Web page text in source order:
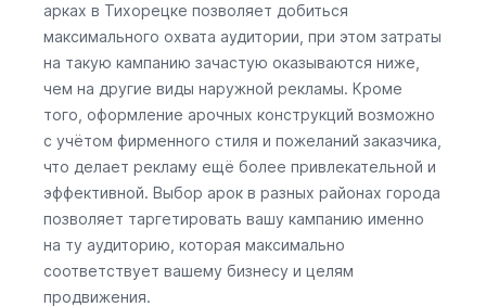
арках в Тихорецке позволяет добиться
максимального охвата аудитории, при этом затраты
на такую кампанию зачастую оказываются ниже,
чем на другие виды наружной рекламы. Кроме
того, оформление арочных конструкций возможно
с учётом фирменного стиля и пожеланий заказчика,
что делает рекламу ещё более привлекательной и
эффективной. Выбор арок в разных районах города
позволяет таргетировать вашу кампанию именно
на ту аудиторию, которая максимально
соответствует вашему бизнесу и целям
продвижения.